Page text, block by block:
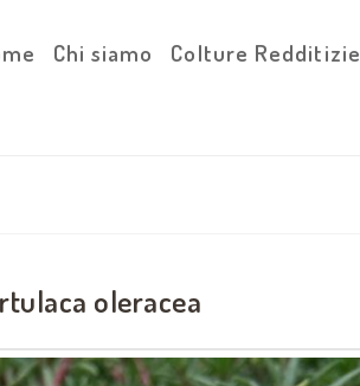
Chi siamo Colture Redditizie
oleracea